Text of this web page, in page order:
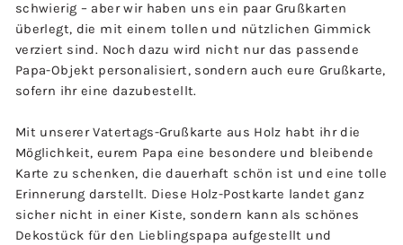
schwierig – aber wir haben uns ein paar Grußkarten
überlegt, die mit einem tollen und nützlichen Gimmick
verziert sind. Noch dazu wird nicht nur das passende
Papa-Objekt personalisiert, sondern auch eure Grußkarte,
sofern ihr eine dazubestellt.
Mit unserer Vatertags-Grußkarte aus Holz habt ihr die
Möglichkeit, eurem Papa eine besondere und bleibende
Karte zu schenken, die dauerhaft schön ist und eine tolle
Erinnerung darstellt. Diese Holz-Postkarte landet ganz
sicher nicht in einer Kiste, sondern kann als schönes
Dekostück für den Lieblingspapa aufgestellt und